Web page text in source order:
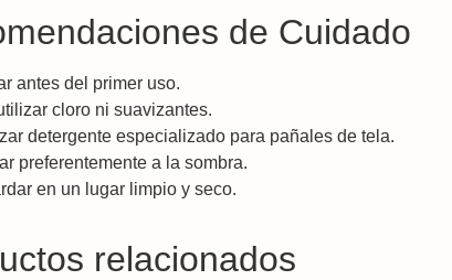
de Cuidado
antes del primer uso.
cloro ni suavizantes.
detergente especializado para pañales de tela.
preferentemente a la sombra.
en un lugar limpio y seco.
relacionados